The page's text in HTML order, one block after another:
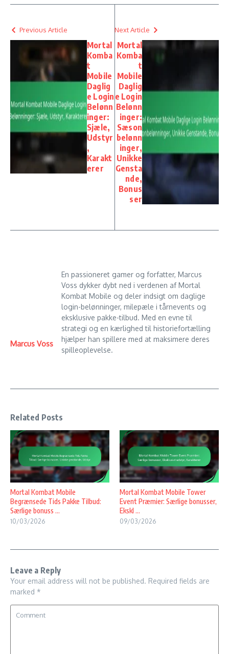
Previous Article
Mortal
Komba
t
Mobile
Daglig
e Login
Belønn
inger:
Sjæle,
Udstyr
,
Karakt
erer
Next Article
Mortal
Komba
t
Mobile
Daglig
e Login
Belønn
inger:
Sæson
belønn
inger,
Unikke
Gensta
nde,
Bonus
ser
Marcus Voss
En passioneret gamer og forfatter, Marcus
Voss dykker dybt ned i verdenen af Mortal
Kombat Mobile og deler indsigt om daglige
login-belønninger, milepæle i tårnevents og
eksklusive pakke-tilbud. Med en evne til
strategi og en kærlighed til historiefortælling
hjælper han spillere med at maksimere deres
spilleoplevelse.
Related Posts
Mortal Kombat Mobile
Begrænsede Tids Pakke Tilbud:
Særlige bonuss ...
10/03/2026
Mortal Kombat Mobile Tower
Event Præmier: Særlige bonusser,
Ekskl ...
09/03/2026
Leave a Reply
Your email address will not be published. Required fields are
marked *